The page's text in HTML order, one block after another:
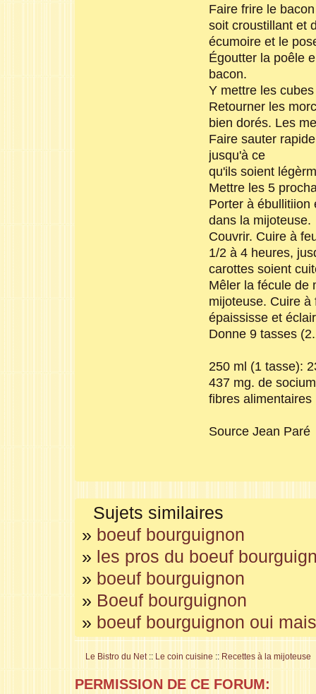
Faire frire le
soit croustillant et
écumoire et le
Égoutter la poêle
bacon.
Y mettre les
Retourner les
bien dorés. Les
Faire sauter
jusqu'à ce
qu'ils soient
Mettre les 5
Porter à ébullitiion
dans la mijoteuse.
Couvrir. Cuire à
1/2 à 4 heures,
carottes soient
Mêler la fécule de
mijoteuse. Cuire
épaississe et
Donne 9 tasses
250 ml (1 tasse):
437 mg. de
fibres alimentaires
Source Jean Paré
Sujets similaires
» boeuf bourguignon
» les pros du boeuf
» boeuf bourguignon
» Boeuf bourguignon
» boeuf bourguignon oui
Le Bistro du Net :: Le coin cuisine :: Recettes à la mijoteuse
PERMISSION DE CE FORUM: